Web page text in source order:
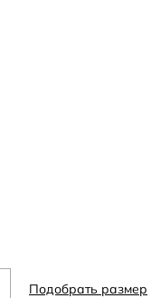
Подобрать размер